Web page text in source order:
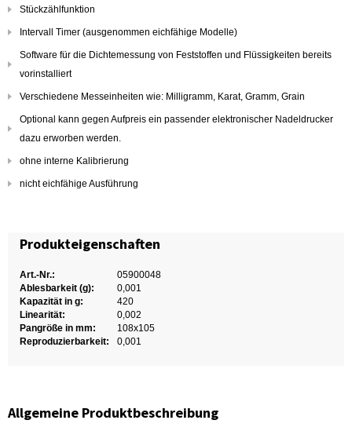
Stückzählfunktion
Intervall Timer (ausgenommen eichfähige Modelle)
Software für die Dichtemessung von Feststoffen und Flüssigkeiten bereits
vorinstalliert
Verschiedene Messeinheiten wie: Milligramm, Karat, Gramm, Grain
Optional kann gegen Aufpreis ein passender elektronischer Nadeldrucker
dazu erworben werden.
ohne interne Kalibrierung
nicht eichfähige Ausführung
Produkteigenschaften
Art.-Nr.:
05900048
Ablesbarkeit (g):
0,001
Kapazität in g:
420
Linearität:
0,002
Pangröße in mm:
108x105
Reproduzierbarkeit:
0,001
Allgemeine Produktbeschreibung